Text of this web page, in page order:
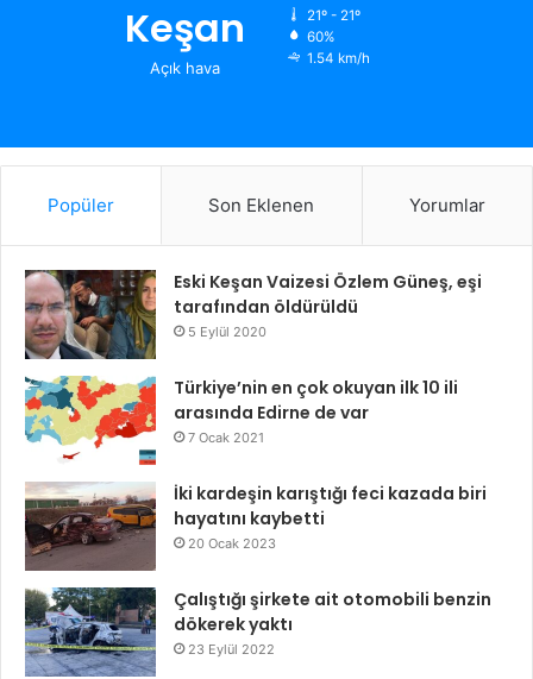
Keşan
Açık hava
21º - 21º
60%
1.54 km/h
Popüler Son Eklenen Yorumlar
Eski Keşan Vaizesi Özlem Güneş, eşi
tarafından öldürüldü
5 Eylül 2020
Türkiye’nin en çok okuyan ilk 10 ili
arasında Edirne de var
7 Ocak 2021
İki kardeşin karıştığı feci kazada biri
hayatını kaybetti
20 Ocak 2023
Çalıştığı şirkete ait otomobili benzin
dökerek yaktı
23 Eylül 2022